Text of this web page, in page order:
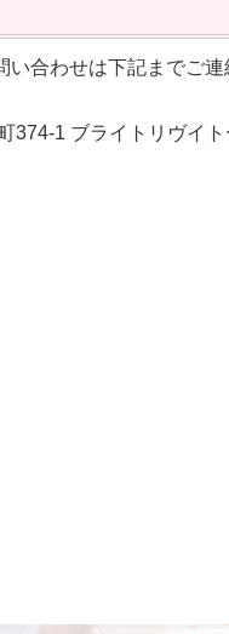
合わせは下記までご連
374-1 ブライトリヴイト